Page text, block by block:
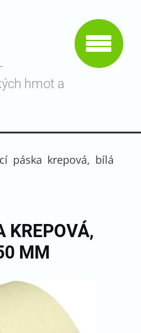
hmot a
páska krepová, bílá
KREPOVÁ,
MM